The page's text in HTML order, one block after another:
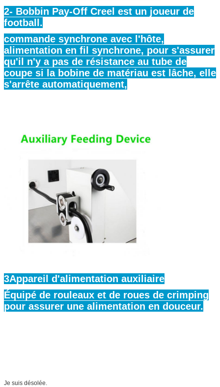
SOUMETTRE
2- Bobbin Pay-Off Creel est un joueur de
football.
commande synchrone avec l'hôte,
alimentation en fil synchrone, pour s'assurer
qu'il n'y a pas de résistance au tube de
coupe si la bobine de matériau est lâche, elle
s'arrête automatiquement,
3Appareil d'alimentation auxiliaire
Équipé de rouleaux et de roues de crimping
pour assurer une alimentation en douceur.
Je suis désolée.